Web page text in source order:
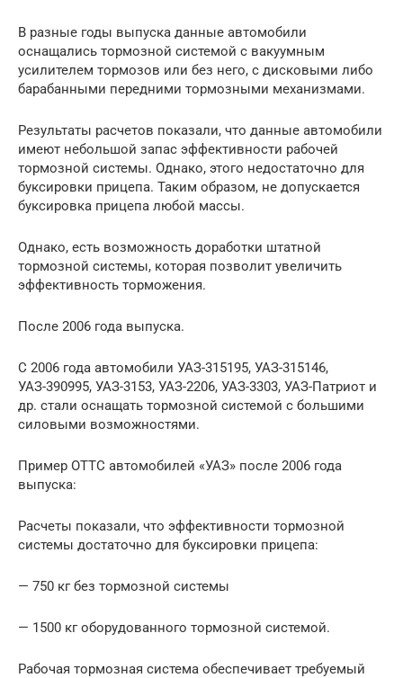
В разные годы выпуска данные автомобили
оснащались тормозной системой с вакуумным
усилителем тормозов или без него, с дисковыми либо
барабанными передними тормозными механизмами.
Результаты расчетов показали, что данные автомобили
имеют небольшой запас эффективности рабочей
тормозной системы. Однако, этого недостаточно для
буксировки прицепа. Таким образом, не допускается
буксировка прицепа любой массы.
Однако, есть возможность доработки штатной
тормозной системы, которая позволит увеличить
эффективность торможения.
После 2006 года выпуска.
С 2006 года автомобили УАЗ-315195, УАЗ-315146,
УАЗ-390995, УАЗ-3153, УАЗ-2206, УАЗ-3303, УАЗ-Патриот и
др. стали оснащать тормозной системой с большими
силовыми возможностями.
Пример ОТТС автомобилей «УАЗ» после 2006 года
выпуска:
Расчеты показали, что эффективности тормозной
системы достаточно для буксировки прицепа:
— 750 кг без тормозной системы
— 1500 кг оборудованного тормозной системой.
Рабочая тормозная система обеспечивает требуемый